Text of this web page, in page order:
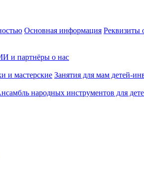
Основная информация Реквизиты
и партнёры о нас
и мастерские Занятия для мам детей-
народных инструментов для